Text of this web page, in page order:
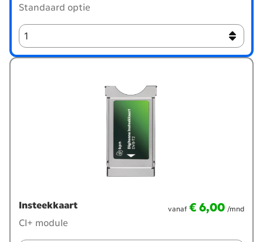
Standaard optie
Insteekkaart vanaf
vanaf
€ 6,00€ 6,00
per maand /mnd
CI+ module